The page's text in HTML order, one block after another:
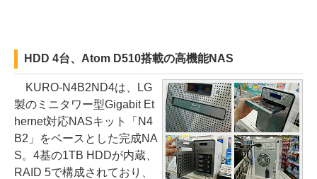
HDD 4台、Atom D510搭載の高機能NAS
KURO-N4B2ND4は、LG
製のミニタワー型Gigabit Et
hernet対応NASキット「N4
B2」をベースとした完成NA
S。4基の1TB HDDが内蔵、
RAID 5で構成されており、